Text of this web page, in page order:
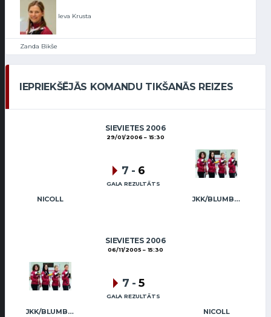
Ieva Krusta
Zanda Bikše
IEPRIEKŠĒJĀS KOMANDU TIKŠANĀS REIZES
SIEVIETES 2006
29/01/2006 15:30
NICOLL JKK/BLUMBERGA-BĒRZIŅA
7 - 6
GALA REZULTĀTS
SIEVIETES 2006
06/11/2005 15:30
JKK/BLUMBERGA-BĒRZIŅA NICOLL
7 - 5
GALA REZULTĀTS